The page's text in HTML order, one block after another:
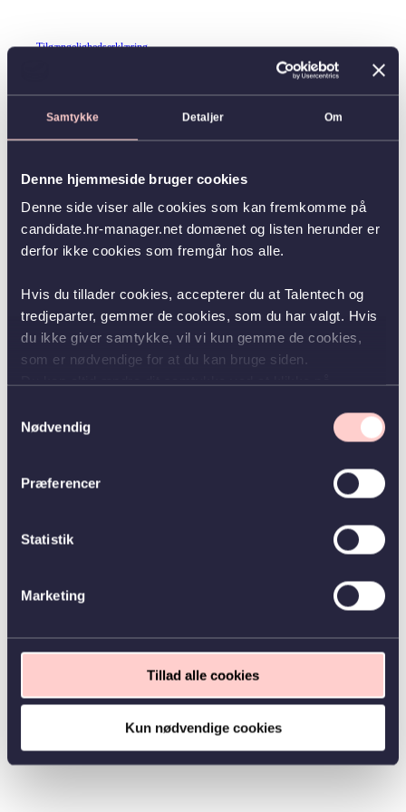
Samtykke Detaljer Om
Denne hjemmeside bruger cookies
Denne side viser alle cookies som kan fremkomme på
candidate.hr-manager.net domænet og listen herunder er
derfor ikke cookies som fremgår hos alle.
Hvis du tillader cookies, accepterer du at Talentech og
tredjeparter, gemmer de cookies, som du har valgt. Hvis
du ikke giver samtykke, vil vi kun gemme de cookies,
som er nødvendige for at du kan bruge siden.
Nødvendig
Præferencer
Statistik
Marketing
Tillad alle cookies
Kun nødvendige cookies
Tilgængelighedserklæring